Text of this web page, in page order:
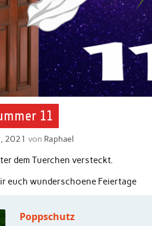
11
2021 von Raphael
dem Tuerchen versteckt.
euch wunderschoene Feiertage